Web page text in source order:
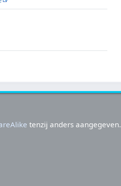
tenzij anders aangegeven.